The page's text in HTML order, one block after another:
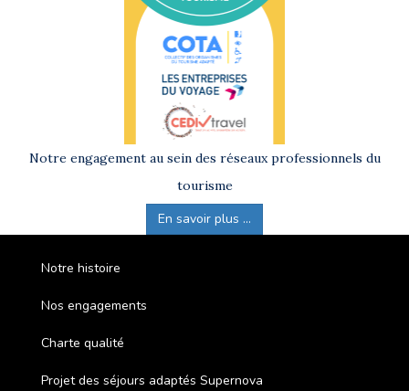
Notre engagement au sein des réseaux professionnels du
tourisme
En savoir plus ...
Notre histoire
Nos engagements
Charte qualité
Projet des séjours adaptés Supernova